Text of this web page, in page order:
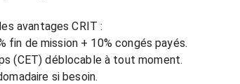
avantages CRIT :
fin de mission + 10% congés payés.
(CET) déblocable à tout moment.
si besoin.